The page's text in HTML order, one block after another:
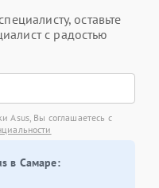
оставьте
с радостью
Asus, Вы соглашаетесь с
в Самаре: